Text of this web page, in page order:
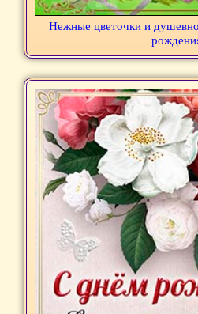
Нежные цветочки и